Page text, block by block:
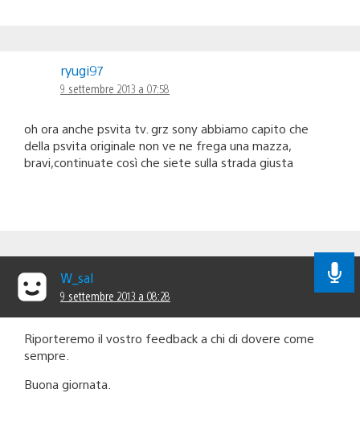
ryugi97
9 settembre 2013 a 07:58
oh ora anche psvita tv. grz sony abbiamo capito che
della psvita originale non ve ne frega una mazza,
bravi,continuate così che siete sulla strada giusta
W_sal
9 settembre 2013 a 08:28
Riporteremo il vostro feedback a chi di dovere come
sempre.
Buona giornata.